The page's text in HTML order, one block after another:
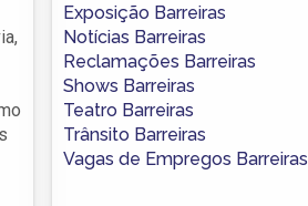
Exposição Barreiras
Notícias Barreiras
Reclamações Barreiras
Shows Barreiras
Teatro Barreiras
Trânsito Barreiras
Vagas de Empregos Barreiras